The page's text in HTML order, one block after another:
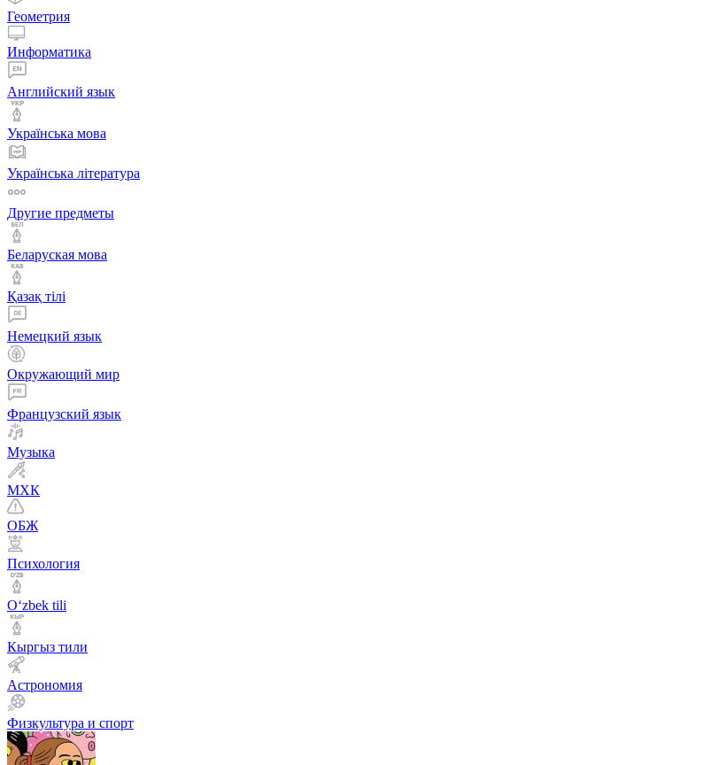
Геометрия
Информатика
Английский язык
Українська мова
Українська література
Другие предметы
Беларуская мова
Қазақ тiлi
Немецкий язык
Окружающий мир
Французский язык
Музыка
МХК
ОБЖ
Психология
Оʻzbek tili
Кыргыз тили
Астрономия
Физкультура и спорт